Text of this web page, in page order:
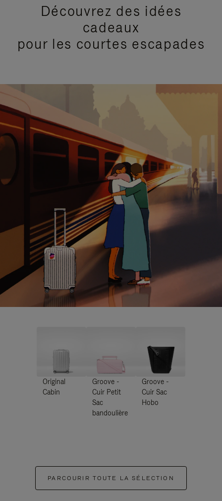
Découvrez des idées
cadeaux
pour les courtes escapades
Original
Cabin
Groove -
Cuir Petit
Sac
bandoulière
Groove -
Cuir Sac
Hobo
PARCOURIR TOUTE LA SÉLECTION